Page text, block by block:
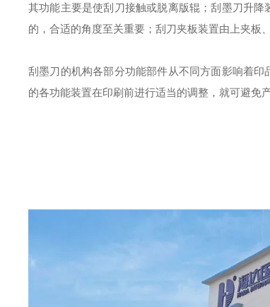
其功能主要是使刮刀接触或脱离版辊；刮墨刀升
的，合适的角度至关重要；刮刀夹板装置由上夹板
刮墨刀的机构各部分功能部件从不同方面影响着
的各功能装置在印刷前进行适当的调整，就可避免